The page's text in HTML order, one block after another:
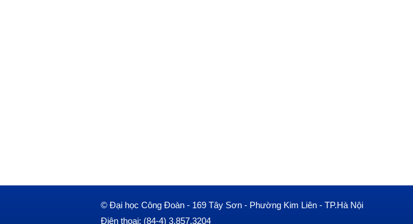
© Đại học Công Đoàn - 169 Tây Sơn - Phường Kim Liên - TP.Hà Nội
Điện thoại: (84-4) 3.857.3204